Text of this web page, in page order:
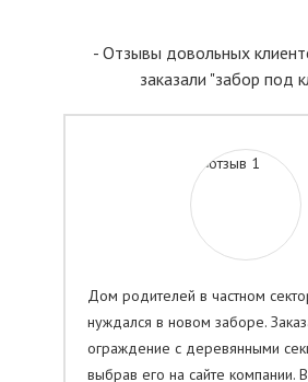
- Отзывы довольных
заказали "забор под
Дом родителей в частном
нуждался в новом заборе.
ограждение с деревянными
выбрав его на сайте компании.